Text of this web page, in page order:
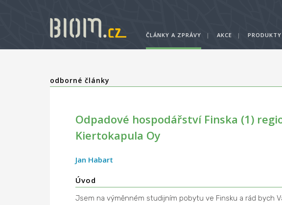
ČLÁNKY A ZPRÁVY | AKCE |
odborné články
Odpadové hospodářství Finska (1)
Kiertokapula Oy
Jan Habart
Úvod
Jsem na výměnném studijním pobytu ve Finsku a rád bych